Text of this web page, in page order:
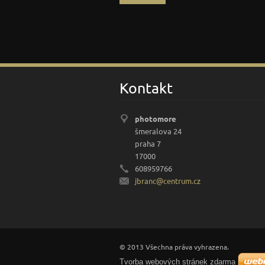
Kontakt
photomore
šmeralova 24
praha 7
17000
608959766
jbranc@centrum.cz
© 2013 Všechna práva vyhrazena.
Tvorba webových stránek zdarma